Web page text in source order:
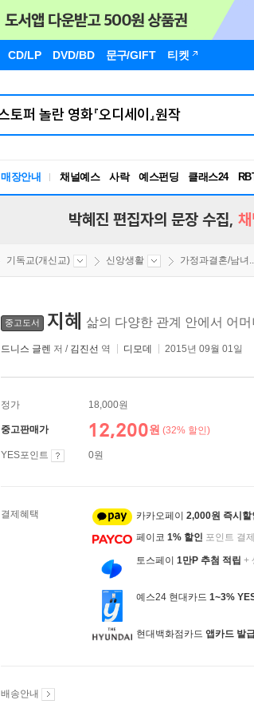
CD/LP DVD/BD 문구/GIFT 티켓
매장안내 채널예스 사락 예스펀딩 클래스24
독
박혜진 편집자의 문장 수집,
기독교(개신교) 신앙생활 가정과결혼/남녀
중고도서 지혜 삶의 다양한 관계 안에서 어
드니스 글렌 저 / 김진선 역 디모데 2015년 09월 01일
정가 18,000원
중고판매가 12,200원 (32% 할인)
YES포인트 0원
결제혜택 카카오페이 2,000원 즉시할
페이코 1% 할인 포인트 결
토스페이 1만P 추첨 적립 +
예스24 현대카드 1~3%
현대백화점카드 앱카드 발
배송안내